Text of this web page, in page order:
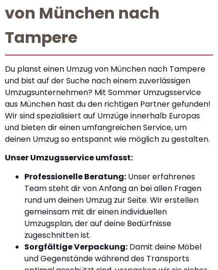
von München nach
Tampere
Du planst einen Umzug von München nach Tampere
und bist auf der Suche nach einem zuverlässigen
Umzugsunternehmen? Mit Sommer Umzugsservice
aus München hast du den richtigen Partner gefunden!
Wir sind spezialisiert auf Umzüge innerhalb Europas
und bieten dir einen umfangreichen Service, um
deinen Umzug so entspannt wie möglich zu gestalten.
Unser Umzugsservice umfasst:
Professionelle Beratung: Unser erfahrenes
Team steht dir von Anfang an bei allen Fragen
rund um deinen Umzug zur Seite. Wir erstellen
gemeinsam mit dir einen individuellen
Umzugsplan, der auf deine Bedürfnisse
zugeschnitten ist.
Sorgfältige Verpackung: Damit deine Möbel
und Gegenstände während des Transports